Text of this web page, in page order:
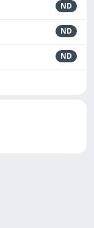
ND
ND
ND